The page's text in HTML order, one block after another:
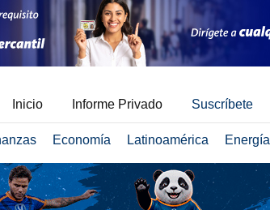
Inicio Informe Privado Suscríbete
Economía Latinoamérica Energía